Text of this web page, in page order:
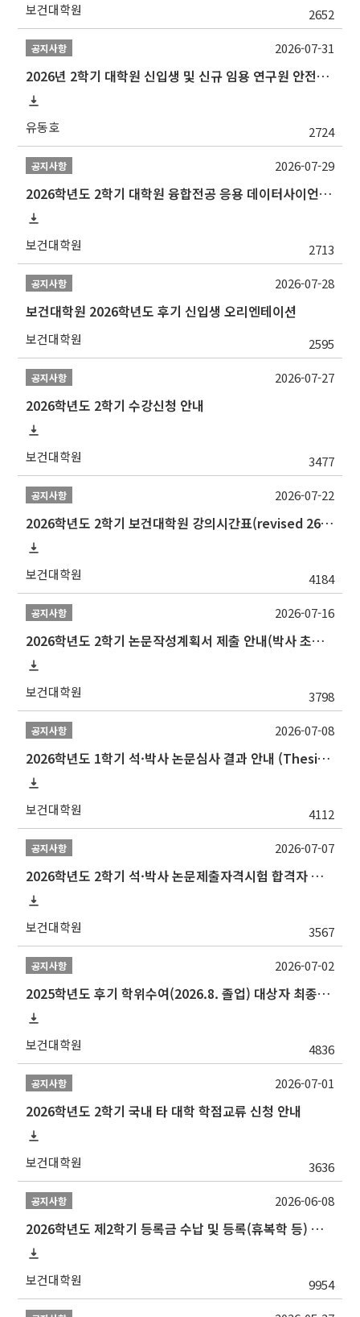
보건대학원 2652
공지사항
2026년 2학기 대학원 신입생 및 신규 임용 연구원 안전환경교육(신규교육) 실시 안내
유동호 2724
2026-07-31
공지사항
2026학년도 2학기 대학원 융합전공 응용 데이터사이언스 선발 계획 알림
보건대학원 2713
2026-07-29
공지사항
보건대학원 2026학년도 후기 신입생 오리엔테이션
보건대학원 2595
2026-07-28
공지사항
2026학년도 2학기 수강신청 안내
보건대학원 3477
2026-07-27
공지사항
2026학년도 2학기 보건대학원 강의시간표(revised 260803)(2026 2nd SEMESTER SNU GSPH TIMETABLE)
보건대학원 4184
2026-07-22
공지사항
2026학년도 2학기 논문작성계획서 제출 안내(박사 초심 일정 포함)_Thesis Proposal
보건대학원 3798
2026-07-16
공지사항
2026학년도 1학기 석·박사 논문심사 결과 안내 (Thesis Defense Result)
보건대학원 4112
2026-07-08
공지사항
2026학년도 2학기 석·박사 논문제출자격시험 합격자 공고(TSQ Exam Result)
보건대학원 3567
2026-07-07
공지사항
2025학년도 후기 학위수여(2026.8. 졸업) 대상자 최종인준 논문 제출 안내
보건대학원 4836
2026-07-02
공지사항
2026학년도 2학기 국내 타 대학 학점교류 신청 안내
보건대학원 3636
2026-07-01
공지사항
2026학년도 제2학기 등록금 수납 및 등록(휴복학 등) 일정 안내
보건대학원 9954
2026-06-08